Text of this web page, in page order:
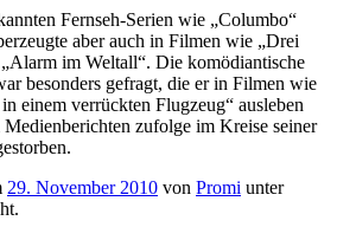
Fernseh-Serien wie „Columbo“
aber auch in Filmen wie „Drei
im Weltall“. Die komödiantische
besonders gefragt, die er in Filmen wie
einem verrückten Flugzeug“ ausleben
zufolge im Kreise seiner
29. November 2010 von Promi unter